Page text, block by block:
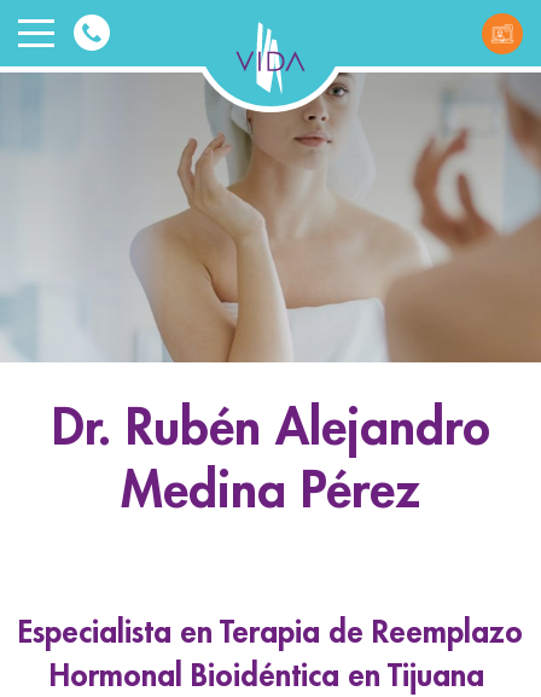
VIDA
and
Beauty
menu
Dr. Rubén Alejandro
Medina Pérez
Especialista en Terapia de Reemplazo
Hormonal Bioidéntica en Tijuana